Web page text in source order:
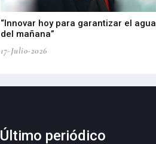
“Innovar hoy para garantizar el agua
del mañana”
17-Julio-2026
Último periódico